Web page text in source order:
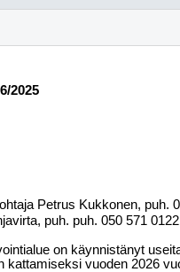
2025
Petrus Kukkonen, puh.
puh. puh. 050 571
on käynnistänyt
kattamiseksi vuoden 2026